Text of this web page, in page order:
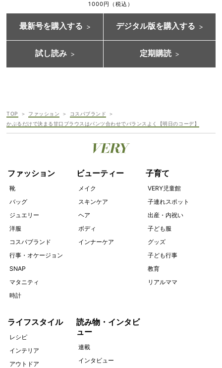
1000円（税込）
最新号を購入する デジタル版を購入する
試し読み 定期購読
TOP ファッション
コスパブランド
かぶるだけで決まる甘口ブラウスはパンツ合わせでバランスよく【明日のコーデ】
ファッション
靴
バッグ
ジュエリー
洋服
コスパブランド
行事・オケージョン
SNAP
マタニティ
時計
ビューティー
メイク
スキンケア
ヘア
ボディ
インナーケア
子育て
VERY児童館
子連れスポット
出産・内祝い
子ども服
グッズ
子ども行事
教育
リアルママ
ライフスタイル
レシピ
インテリア
アウトドア
読み物・インタビ
ュー
連載
インタビュー